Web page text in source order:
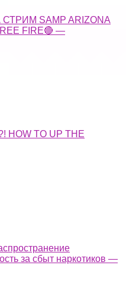
SAMP ARIZONA
FIRE🔴 —
TO UP THE
за сбыт наркотиков —